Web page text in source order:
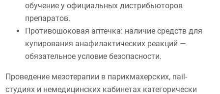
обучение у официальных дистрибьюторов
препаратов.
Противошоковая аптечка: наличие средств для
купирования анафилактических реакций —
обязательное условие безопасности.
Проведение мезотерапии в парикмахерских, nail-
студиях и немедицинских кабинетах категорически